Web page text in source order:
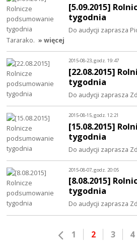
[5.09.2015]
tygodnia
Do audycji zaprasza
Tararako. » więcej
2015-08-23, godz. 19:47
[22.08.2015]
tygodnia
Do audycji zaprasza
2015-08-15, godz. 12:21
[15.08.2015]
tygodnia
Do audycji zaprasza
2015-08-07, godz. 20:05
[8.08.2015]
tygodnia
Do audycji zaprasza
1 2 3 4